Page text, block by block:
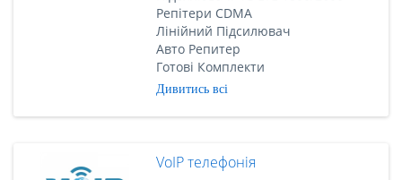
Репітери CDMA
Лінійний Підсилювач
Авто Репитер
Готові Комплекти
Дивитись всі
VoIP телефонія